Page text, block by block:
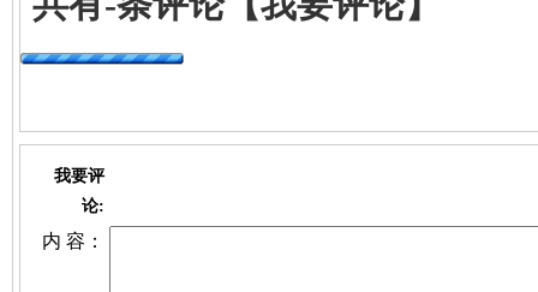
我要评
论:
内 容：